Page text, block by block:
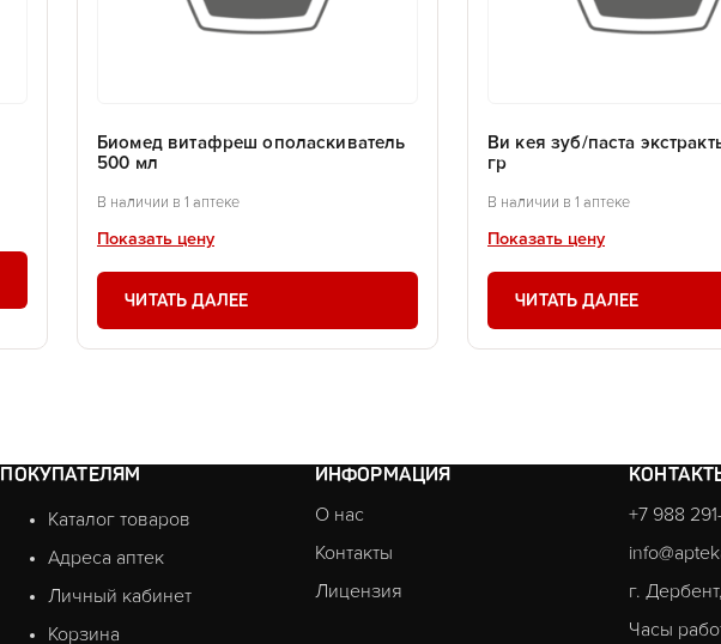
Биомед витафреш ополаскиватель
500 мл
В наличии в 1 аптеке
Показать цену
ЧИТАТЬ ДАЛЕЕ
Ви кея зуб/паста
гр
В наличии в 1 аптеке
Показать цену
ЧИТАТЬ ДАЛЕЕ
ПОКУПАТЕЛЯМ
Каталог товаров
Адреса аптек
Личный кабинет
Корзина
ИНФОРМАЦИЯ
О нас
Контакты
Лицензия
+7 988
г.
Часы